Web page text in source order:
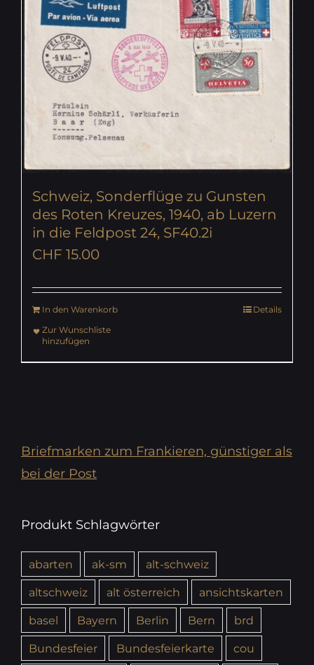
Schweiz, Sonderflüge zu Gunsten
des Roten Kreuzes, 1940, ab Luzern
in die Feldpost 24, SF40.2i
CHF 15.00
In den Warenkorb
Details
Zur Wunschliste
hinzufügen
Briefmarken zum Frankieren, günstiger als
bei der Post
Produkt Schlagwörter
abarten ak-sm
alt-schweiz
altschweiz
alt österreich
ansichtskarten
basel
Bayern Berlin Bern
brd
Bundesfeier
Bundesfeierkarte
cou